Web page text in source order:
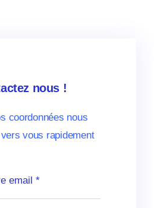
nous !
coordonnées nous
vous rapidement